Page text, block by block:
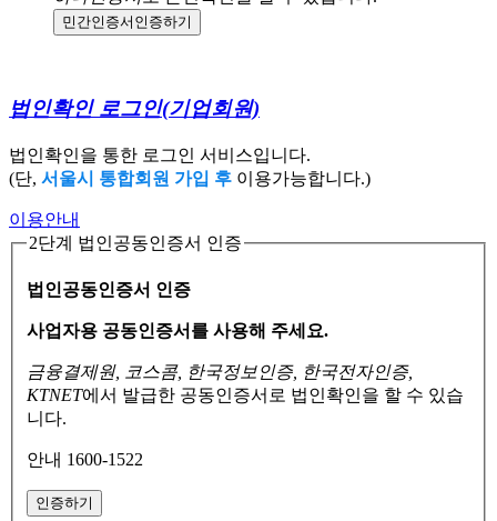
민간인증서 인증하기
법인확인 로그인(기업회원)
법인확인을 통한 로그인 서비스입니다.
(단, 서울시 통합회원 가입 후 이용가능합니다.)
이용안내
2단계 법인공동인증서 인증
법인공동인증서 인증
사업자용 공동인증서를 사용해 주세요.
금융결제원, 코스콤, 한국정보인증, 한국전자인증,
KTNET에서 발급한 공동인증서로 법인확인을 할 수 있습
니다.
안내 1600-1522
인증하기